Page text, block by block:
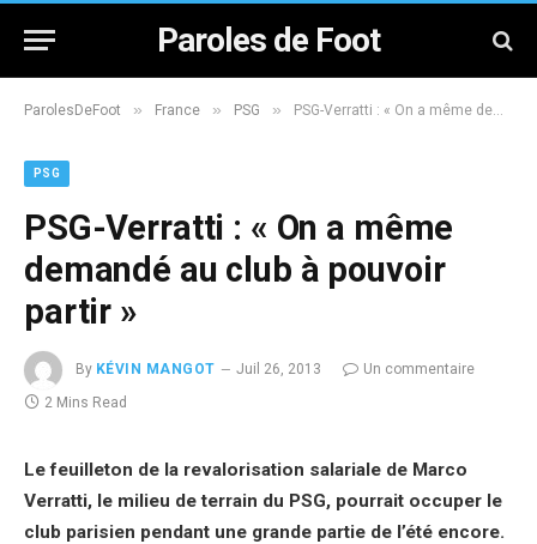
Paroles de Foot
ParolesDeFoot » France » PSG » PSG-Verratti : « On a même demandé au club à pouvoir partir »
PSG
PSG-Verratti : « On a même
demandé au club à pouvoir
partir »
By KÉVIN MANGOT Juil 26, 2013
Un commentaire
2 Mins Read
Le feuilleton de la revalorisation salariale de Marco
Verratti, le milieu de terrain du PSG, pourrait occuper le
club parisien pendant une grande partie de l’été encore.